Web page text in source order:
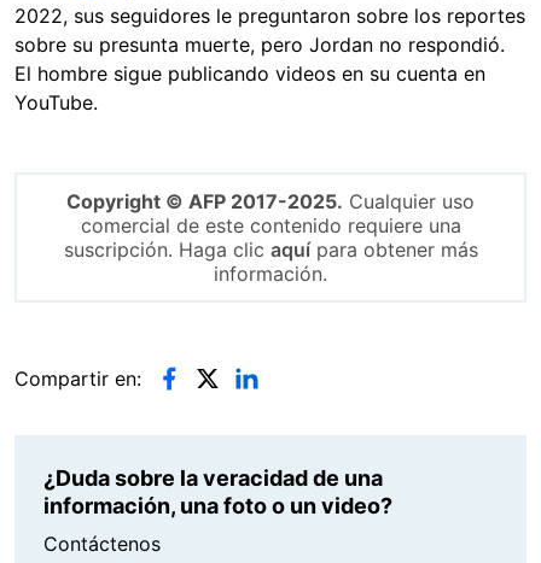
2022, sus seguidores le preguntaron sobre los reportes
sobre su presunta muerte, pero Jordan no respondió.
El hombre sigue publicando videos en su cuenta en
YouTube.
Copyright © AFP 2017-2025. Cualquier uso
comercial de este contenido requiere una
suscripción. Haga clic aquípara obtener más
información.
Compartir en:
¿Duda sobre la veracidad de una
información, una foto o un video?
Contáctenos